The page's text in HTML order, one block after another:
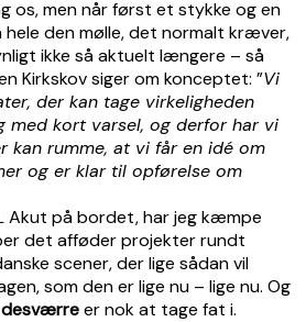
os, men når først et stykke og en
den mølle, det normalt kræver,
ikke så aktuelt længere – så
Kirkskov siger om konceptet: ”Vi
der kan tage virkeligheden
med kort varsel, og derfor har vi
kan rumme, at vi får en idé om
og er klar til opførelse om
Akut på bordet, har jeg kæmpe
det afføder projekter rundt
scener, der lige sådan vil
som den er lige nu – lige nu. Og
desværreer nok at tage fat i.